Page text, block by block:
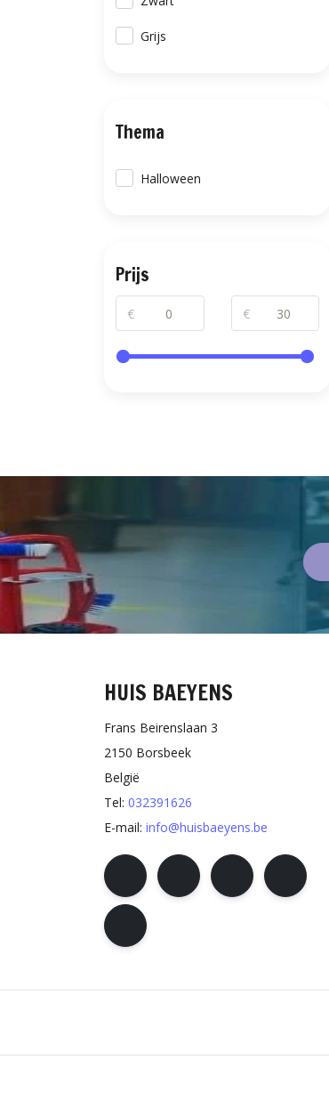
Grijs
Thema
Halloween
Prijs
€ €
HUIS BAEYENS
Frans Beirenslaan 3
2150 Borsbeek
België
Tel: 032391626
E-mail: info@huisbaeyens.be